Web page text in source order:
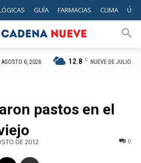
GUÍA FARMACIAS CLIMA
AGOSTO 6, 2026 12.8 C NUEVE DE JULIO
pastos en el
DE 2012 0